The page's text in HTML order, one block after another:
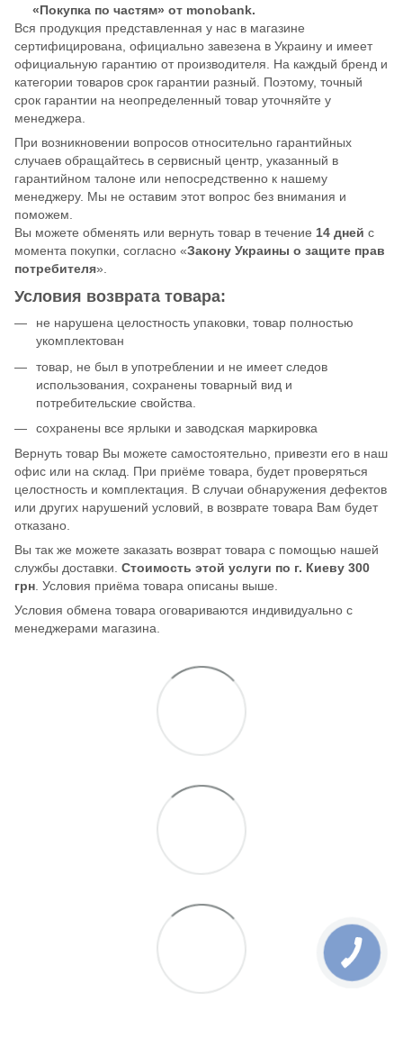
«Покупка по частям» от monobank.
Вся продукция представленная у нас в магазине
сертифицирована, официально завезена в Украину и имеет
официальную гарантию от производителя. На каждый бренд и
категории товаров срок гарантии разный. Поэтому, точный
срок гарантии на неопределенный товар уточняйте у
менеджера.
При возникновении вопросов относительно гарантийных
случаев обращайтесь в сервисный центр, указанный в
гарантийном талоне или непосредственно к нашему
менеджеру. Мы не оставим этот вопрос без внимания и
поможем.
Вы можете обменять или вернуть товар в течение 14 дней с
момента покупки, согласно «Закону Украины о защите прав
потребителя».
Условия возврата товара:
не нарушена целостность упаковки, товар полностью
укомплектован
товар, не был в употреблении и не имеет следов
использования, сохранены товарный вид и
потребительские свойства.
сохранены все ярлыки и заводская маркировка
Вернуть товар Вы можете самостоятельно, привезти его в наш
офис или на склад. При приёме товара, будет проверяться
целостность и комплектация. В случаи обнаружения дефектов
или других нарушений условий, в возврате товара Вам будет
отказано.
Вы так же можете заказать возврат товара с помощью нашей
службы доставки. Стоимость этой услуги по г. Киеву 300
грн. Условия приёма товара описаны выше.
Условия обмена товара оговариваются индивидуально с
менеджерами магазина.